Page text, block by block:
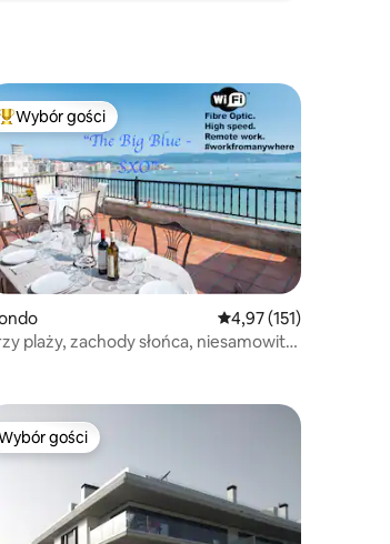
na 5, liczba recenzji: 231
Najpopularniejsze z kategorii Wybór gości
Wybór gości
Średnia ocena: 4,97
4,97 (151)
plaży, zachody słońca, niesamowite
Wybór gości
gości